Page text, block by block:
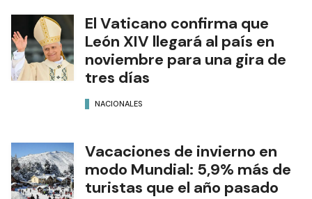
El Vaticano confirma que
León XIV llegará al país en
noviembre para una gira de
tres días
NACIONALES
Vacaciones de invierno en
modo Mundial: 5,9% más de
turistas que el año pasado